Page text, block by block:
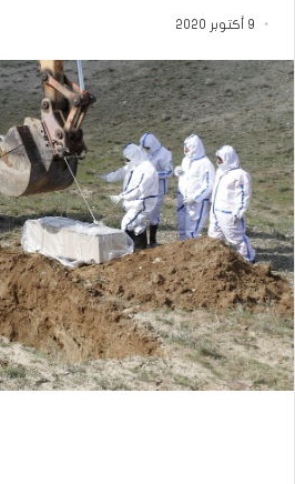
9 أكتوبر 2020